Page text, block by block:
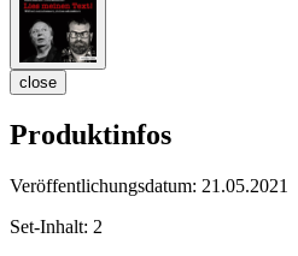
close
Produktinfos
Veröffentlichungsdatum: 21.05.2021
Set-Inhalt: 2